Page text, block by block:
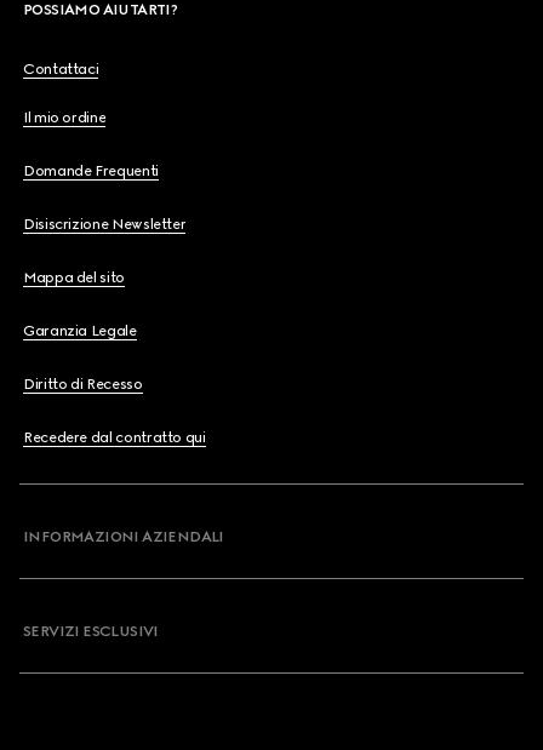
POSSIAMO AIUTARTI?
Contattaci
Il mio ordine
Domande Frequenti
Disiscrizione Newsletter
Mappa del sito
Garanzia Legale
Diritto di Recesso
Recedere dal contratto qui
INFORMAZIONI AZIENDALI
SERVIZI ESCLUSIVI